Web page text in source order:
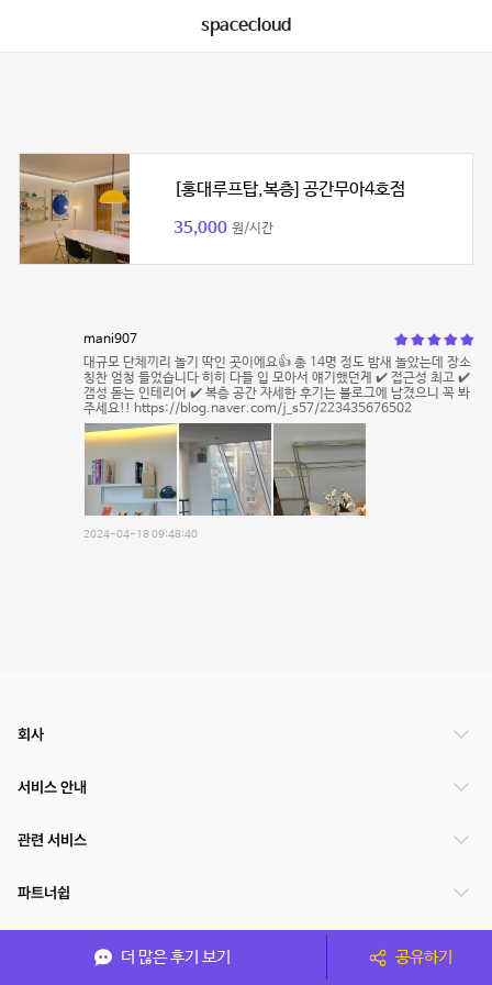
spacecloud
[홍대루프탑,복층] 공간무아4호점
35,000 원/시간
mani907
대규모 단체끼리 놀기 딱인 곳이에요👍 총 14명 정도 밤새 놀았는데 장소
칭찬 엄청 들었습니다 히히 다들 입 모아서 얘기했던게 ✔️ 접근성 최고 ✔️
갬성 돋는 인테리어 ✔️ 복층 공간 자세한 후기는 블로그에 남겼으니 꼭 봐
주세요!! https://blog.naver.com/j_s57/223435676502
2024-04-18 09:48:40
더 많은 후기 보기 공유하기
회사
서비스 안내
관련 서비스
파트너쉽
서비스 제공 국가